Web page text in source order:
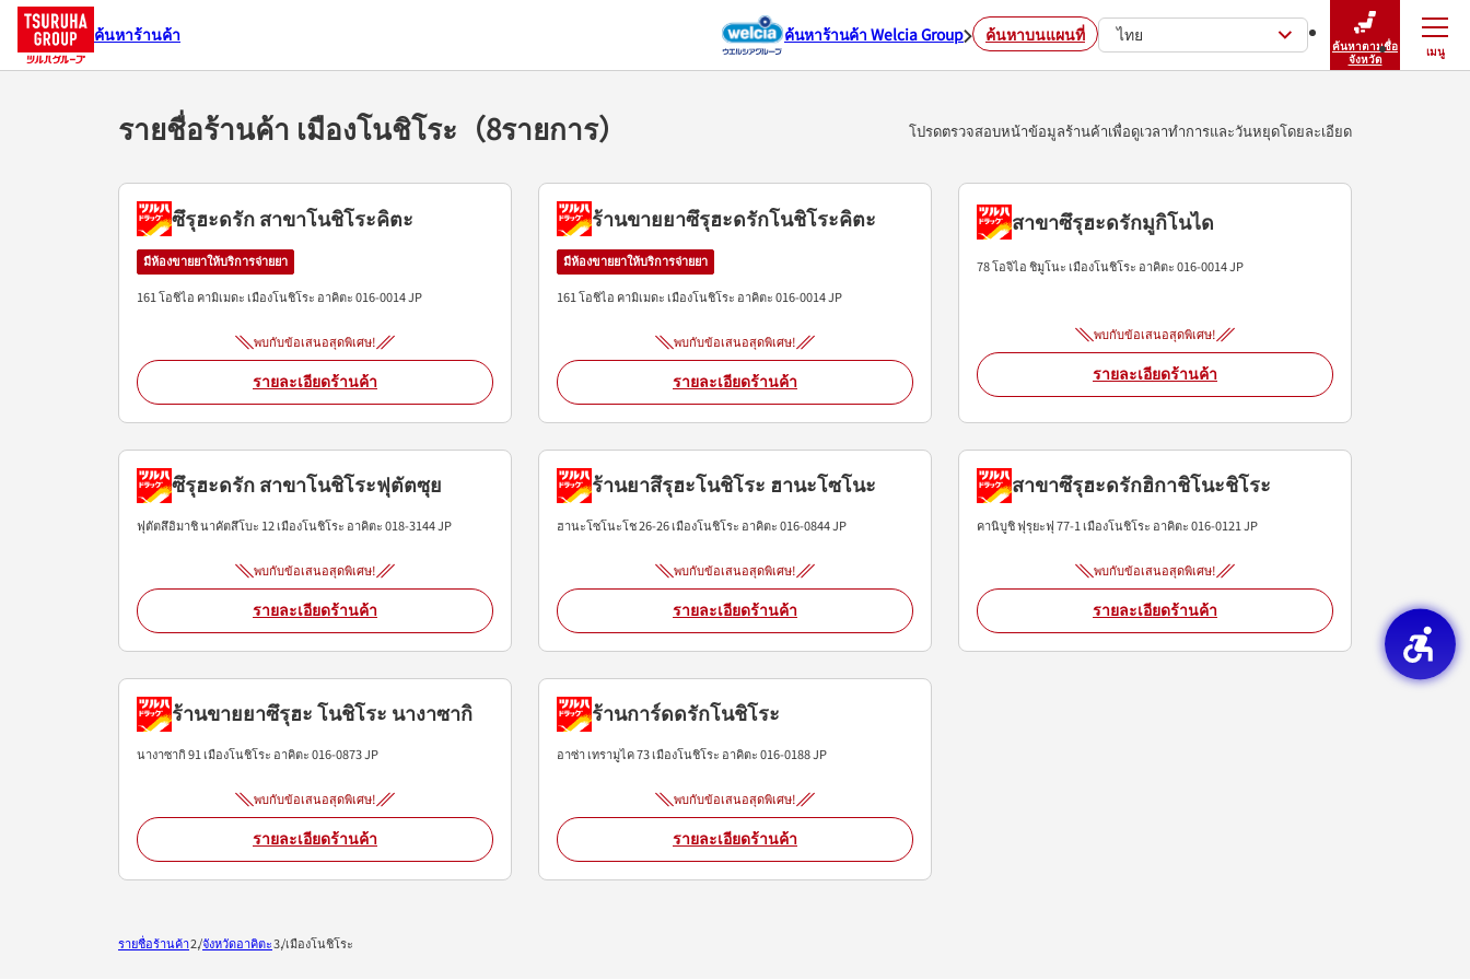
ค้นหาร้านค้า ค้นหาร้านค้า Welcia Group ค้นหาบนแผนที่ ไทย
ค้นหาตามชื่อ
จังหวัด
เมนู
ปิดเมนู
รายชื่อร้านค้า เมืองโนชิโระ（8รายการ） โปรดตรวจสอบหน้าข้อมูลร้านค้าเพื่อดูเวลาทำการและวันหยุดโดยละเอียด
ซึรุฮะดรัก สาขาโนชิโระคิตะ
มีห้องขายยาให้บริการจ่ายยา
161 โอชิไอ คามิเมดะ เมืองโนชิโระ อาคิตะ016-0014JP
พบกับข้อเสนอสุดพิเศษ!
รายละเอียดร้านค้า
ร้านขายยาซึรุฮะดรักโนชิโระคิตะ
มีห้องขายยาให้บริการจ่ายยา
161 โอชิไอ คามิเมดะ เมืองโนชิโระ อาคิตะ016-0014JP
พบกับข้อเสนอสุดพิเศษ!
รายละเอียดร้านค้า
สาขาซึรุฮะดรักมูกิโนได
78 โอจิไอ ชิมูโนะ เมืองโนชิโระ อาคิตะ016-0014JP
พบกับข้อเสนอสุดพิเศษ!
รายละเอียดร้านค้า
ซึรุฮะดรัก สาขาโนชิโระฟุตัตซุย
ฟุตัตสึอิมาชิ นาคัตสึโบะ 12เมืองโนชิโระ อาคิตะ018-3144JP
พบกับข้อเสนอสุดพิเศษ!
รายละเอียดร้านค้า
ร้านยาสึรุฮะโนชิโระ ฮานะโซโนะ
ฮานะโซโนะโช 26-26เมืองโนชิโระ อาคิตะ016-0844JP
พบกับข้อเสนอสุดพิเศษ!
รายละเอียดร้านค้า
สาขาซึรุฮะดรักฮิกาชิโนะชิโระ
คานิบูชิ ฟุรุยะฟุ 77-1 เมืองโนชิโระ อาคิตะ016-0121 JP
พบกับข้อเสนอสุดพิเศษ!
รายละเอียดร้านค้า
ร้านขายยาซึรุฮะ โนชิโระ นางาซากิ
นางาซากิ 91 เมืองโนชิโระ อาคิตะ016-0873JP
พบกับข้อเสนอสุดพิเศษ!
รายละเอียดร้านค้า
ร้านการ์ดดรักโนชิโระ
อาซ่า เทรามูไค 73เมืองโนชิโระ อาคิตะ016-0188JP
พบกับข้อเสนอสุดพิเศษ!
รายละเอียดร้านค้า
รายชื่อร้านค้า จังหวัดอาคิตะ เมืองโนชิโระ